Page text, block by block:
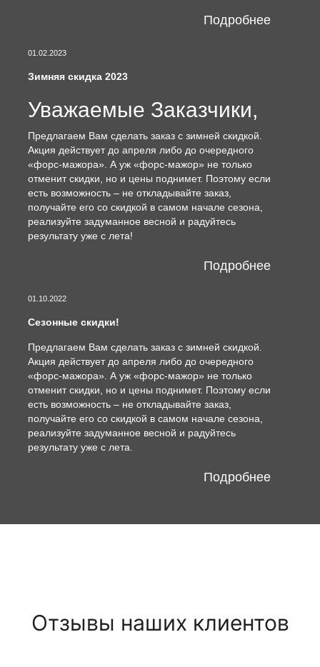
Подробнее
01.02.2023
Зимняя скидка 2023
Уважаемые Заказчики,
Предлагаем Вам сделать заказ с зимней скидкой.
Акция действует до апреля либо до очередного
«форс-мажора». А уж «форс-мажор» не только
отменит скидки, но и цены поднимет. Поэтому если
есть возможность – не откладывайте заказ,
получайте его со скидкой в самом начале сезона,
реализуйте задуманное весной и радуйтесь
результату уже с лета!
Подробнее
01.10.2022
Сезонные скидки!
Предлагаем Вам сделать заказ с зимней скидкой.
Акция действует до апреля либо до очередного
«форс-мажора». А уж «форс-мажор» не только
отменит скидки, но и цены поднимет. Поэтому если
есть возможность – не откладывайте заказ,
получайте его со скидкой в самом начале сезона,
реализуйте задуманное весной и радуйтесь
результату уже с лета.
Подробнее
Отзывы наших клиентов